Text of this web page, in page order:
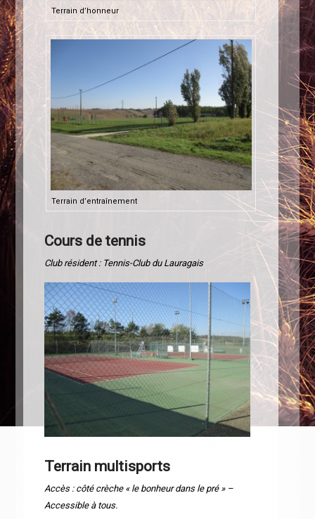
Terrain d’honneur
Terrain d’entraînement
Cours de tennis
Club résident : Tennis-Club du Lauragais
Terrain multisports
Accès : côté crèche « le bonheur dans le pré » –
Accessible à tous.